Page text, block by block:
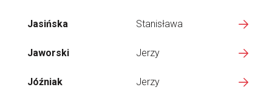
Jasińska Stanisława
Jaworski Jerzy
Jóźniak Jerzy